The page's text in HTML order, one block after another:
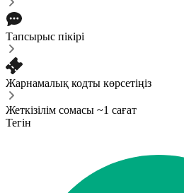
Тапсырыс пікірі
Жарнамалық кодты көрсетіңіз
Жеткізілім сомасы ~1 сағат
Тегін